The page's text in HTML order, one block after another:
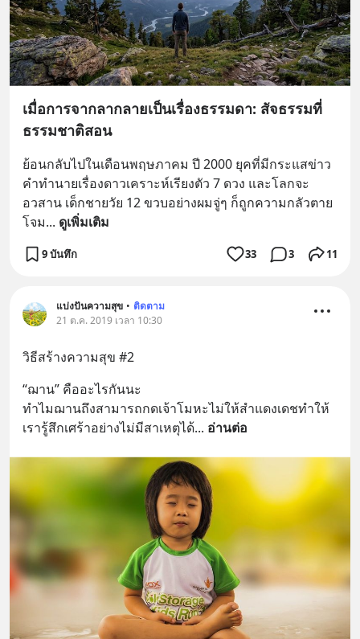
เมื่อการจากลากลายเป็นเรื่องธรรมดา: สัจธรรมที่
ธรรมชาติสอน
ย้อนกลับไปในเดือนพฤษภาคม ปี 2000 ยุคที่มีกระแสข่าว
คำทำนายเรื่องดาวเคราะห์เรียงตัว 7 ดวง และโลกจะ
อวสาน เด็กชายวัย 12 ขวบอย่างผมจู่ๆ ก็ถูกความกลัวตาย
โจม... ดูเพิ่มเติม
9 บันทึก 33 3 11
แบ่งปันความสุข • ติดตาม
21 ต.ค. 2019 เวลา 10:30
วิธีสร้างความสุข #2
“ฌาน” คืออะไรกันนะ
ทำไมฌานถึงสามารถกดเจ้าโมหะไม่ให้สำแดงเดชทำให้
เรารู้สึกเศร้าอย่างไม่มีสาเหตุได้... อ่านต่อ